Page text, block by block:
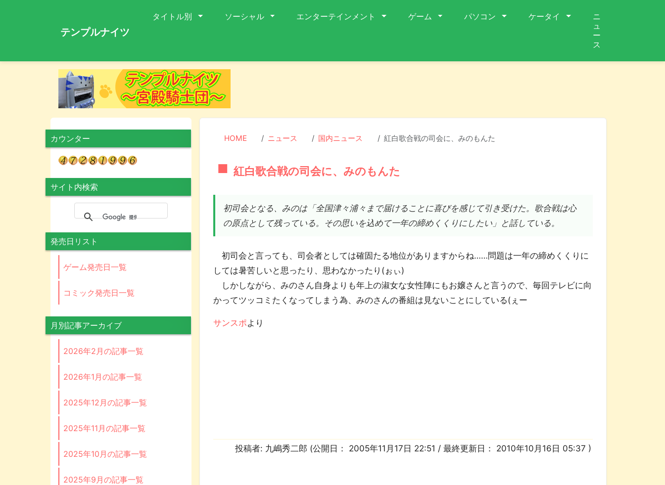
テンプルナイツ
タイトル別 ソーシャル エンターテインメント ゲーム パソコン ケータイ
ニ
ュ
ー
ス
HOME ニュース 国内ニュース 紅白歌合戦の司会に、みのもんた
紅白歌合戦の司会に、みのもんた
初司会となる、みのは「全国津々浦々まで届けることに喜びを感じて引き受けた。歌合戦は心
の原点として残っている。その思いを込めて一年の締めくくりにしたい」と話している。
初司会と言っても、司会者としては確固たる地位がありますからね……問題は一年の締めくくりに
しては暑苦しいと思ったり、思わなかったり(ぉぃ)
しかしながら、みのさん自身よりも年上の淑女な女性陣にもお嬢さんと言うので、毎回テレビに向
かってツッコミたくなってしまう為、みのさんの番組は見ないことにしている(ぇー
サンスポより
投稿者: 九嶋秀二郎 (公開日： 2005年11月17日 22:51 / 最終更新日： 2010年10月16日 05:37 )
カウンター
サイト内検索
発売日リスト
ゲーム発売日一覧
コミック発売日一覧
月別記事アーカイブ
2026年2月の記事一覧
2026年1月の記事一覧
2025年12月の記事一覧
2025年11月の記事一覧
2025年10月の記事一覧
2025年9月の記事一覧